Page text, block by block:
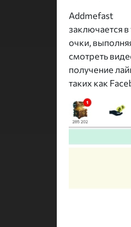
Addmefast
заключается
очки,
смотреть
получение
таких как